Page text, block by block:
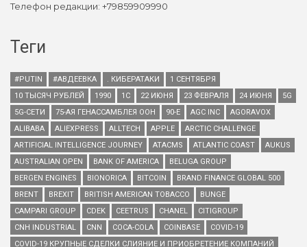
Телефон редакции: +79859909990
Теги
#PUTIN #АВДЕЕВКА . КИБЕРАТАКИ
1 СЕНТЯБРЯ
10 ТЫСЯЧ РУБЛЕЙ
1990 1С 22 ИЮНЯ 23 ФЕВРАЛЯ 24 ИЮНЯ
5G
5G-СЕТИ
75-АЯ ГЕНАССАМБЛЕЯ ООН 90-Е AGC INC
AGORAVOX
ALIBABA
ALIEXPRESS ALLTECH APPLE
ARCTIC CHALLENGE
ARTIFICIAL INTELLIGENCE JOURNEY
ATACMS ATLANTIC COAST
AUKUS
AUSTRALIAN OPEN
BANK OF AMERICA
BELUGA GROUP
BERGEN ENGINES
BIONORICA BITCOIN
BRAND FINANCE GLOBAL 500
BRENT
BREXIT BRITISH AMERICAN TOBACCO
BUNGE
CAMPARI GROUP
CDEK CEETRUS CHANEL
CITIGROUP
CNH INDUSTRIAL
CNN COCA-COLA COINBASE
COVID-19
COVID-19 КРУПНЫЕ СДЕЛКИ СЛИЯНИЕ И ПРИОБРЕТЕНИЕ КОМПАНИЙ